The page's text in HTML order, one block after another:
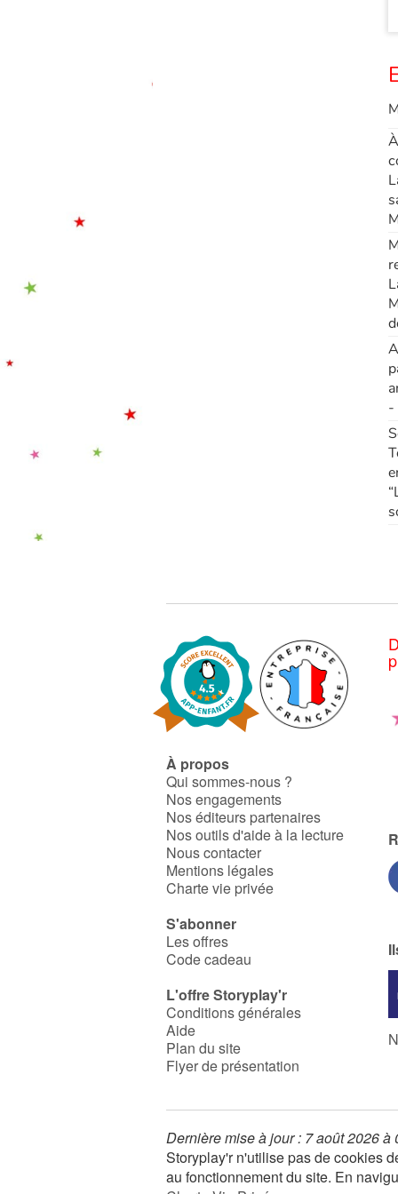
-
À propos
Qui sommes-nous ?
Nos engagements
Nos éditeurs partenaires
Nos outils d'aide à la lecture
Nous contacter
Mentions légales
Charte vie privée
S'abonner
Les offres
Code cadeau
L'offre Storyplay'r
Conditions générales
Aide
Plan du site
Flyer de présentation
Dernière mise à jour : 7 août 2026 à
Storyplay'r n'utilise pas de cookies
au fonctionnement du site. En